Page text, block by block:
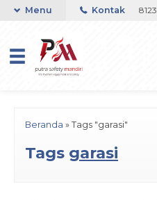
Whatsapp 082133767508 /
Menu Kontak
Beranda » Tags "garasi"
Tags garasi